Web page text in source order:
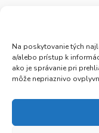
Na poskytovanie tých
a/alebo prístup k
ako je správanie pri
môže nepriaznivo